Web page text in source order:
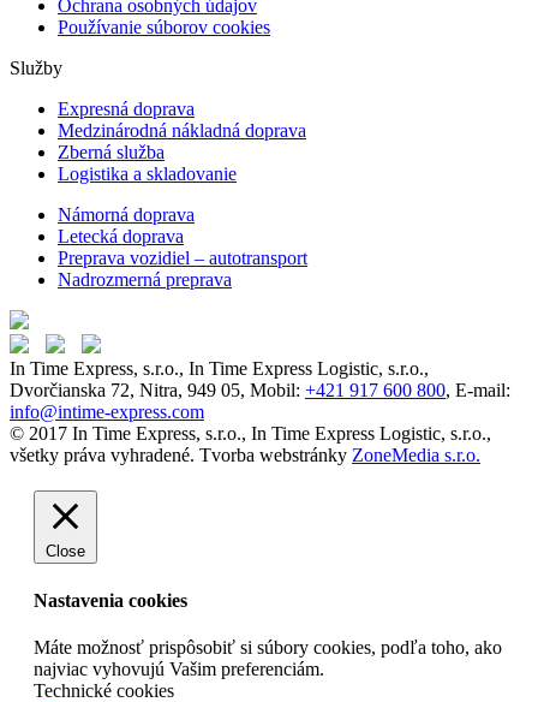
Ochrana osobných údajov
Používanie súborov cookies
Služby
Expresná doprava
Medzinárodná nákladná doprava
Zberná služba
Logistika a skladovanie
Námorná doprava
Letecká doprava
Preprava vozidiel – autotransport
Nadrozmerná preprava
In Time Express, s.r.o., In Time Express Logistic, s.r.o.,
Dvorčianska 72, Nitra, 949 05, Mobil: +421 917 600 800, E-mail:
info@intime-express.com
© 2017 In Time Express, s.r.o., In Time Express Logistic, s.r.o.,
všetky práva vyhradené. Tvorba webstránky ZoneMedia s.r.o.
Close
Nastavenia cookies
Máte možnosť prispôsobiť si súbory cookies, podľa toho, ako
najviac vyhovujú Vašim preferenciám.
Technické cookies